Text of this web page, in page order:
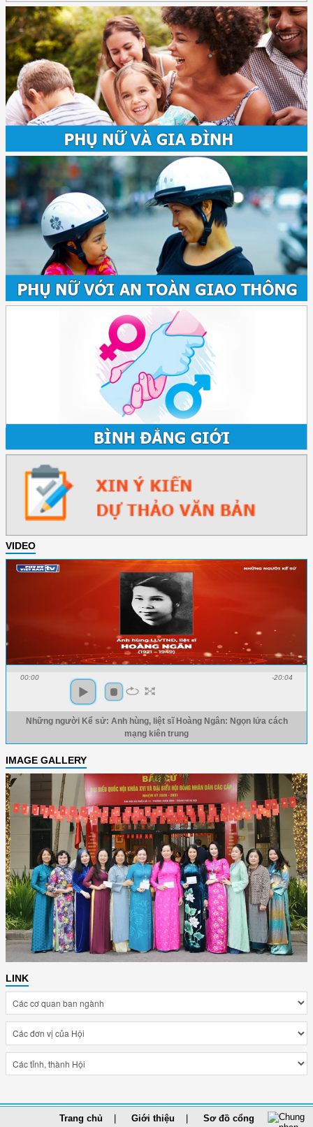
VIDEO
00:00 -20:04
Những người Kể sử: Anh hùng, liệt sĩ Hoàng Ngân: Ngọn lửa cách
mạng kiên trung
IMAGE GALLERY
LINK
Trang chủ Giới thiệu Sơ đồ cổng